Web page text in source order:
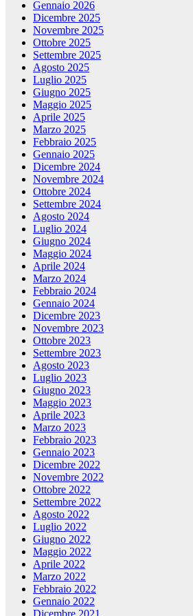
Gennaio 2026
Dicembre 2025
Novembre 2025
Ottobre 2025
Settembre 2025
Agosto 2025
Luglio 2025
Giugno 2025
Maggio 2025
Aprile 2025
Marzo 2025
Febbraio 2025
Gennaio 2025
Dicembre 2024
Novembre 2024
Ottobre 2024
Settembre 2024
Agosto 2024
Luglio 2024
Giugno 2024
Maggio 2024
Aprile 2024
Marzo 2024
Febbraio 2024
Gennaio 2024
Dicembre 2023
Novembre 2023
Ottobre 2023
Settembre 2023
Agosto 2023
Luglio 2023
Giugno 2023
Maggio 2023
Aprile 2023
Marzo 2023
Febbraio 2023
Gennaio 2023
Dicembre 2022
Novembre 2022
Ottobre 2022
Settembre 2022
Agosto 2022
Luglio 2022
Giugno 2022
Maggio 2022
Aprile 2022
Marzo 2022
Febbraio 2022
Gennaio 2022